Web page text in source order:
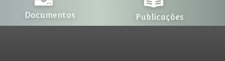
Publicações